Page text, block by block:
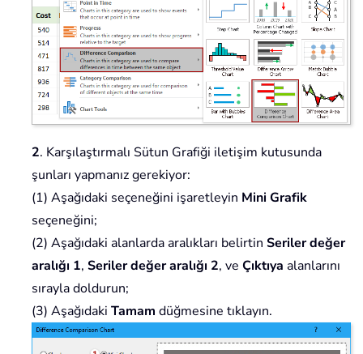
2. Karşılaştırmalı Sütun Grafiği iletişim kutusunda
şunları yapmanız gerekiyor:
(1) Aşağıdaki seçeneğini işaretleyin Mini Grafik
seçeneğini;
(2) Aşağıdaki alanlarda aralıkları belirtin Seriler değer
aralığı 1, Seriler değer aralığı 2, ve Çıktıya alanlarını
sırayla doldurun;
(3) Aşağıdaki Tamam düğmesine tıklayın.